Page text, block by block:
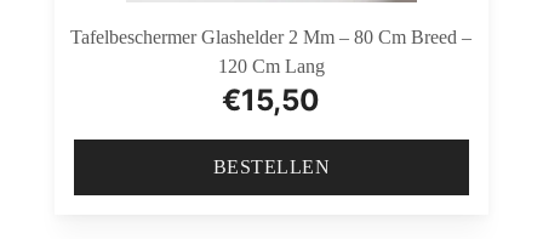
Tafelbeschermer Glashelder 2 Mm – 80 Cm Breed –
120 Cm Lang
€15,50
BESTELLEN